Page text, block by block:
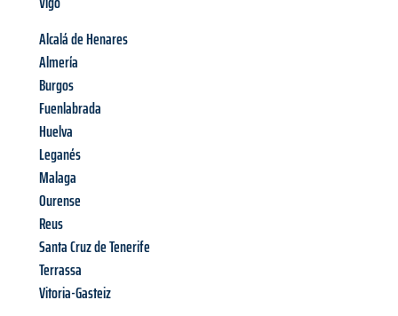
Alcalá de Henares
Almería
Burgos
Fuenlabrada
Huelva
Leganés
Malaga
Ourense
Reus
Santa Cruz de Tenerife
Terrassa
Vitoria-Gasteiz